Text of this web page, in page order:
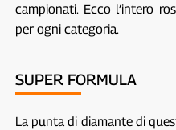
campionati. Ecco l’intero
per ogni categoria.
SUPER FORMULA
La punta di diamante di